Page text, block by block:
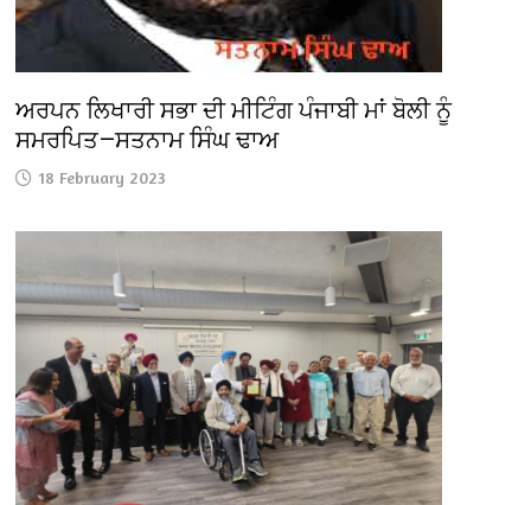
ਅਰਪਨ ਲਿਖਾਰੀ ਸਭਾ ਦੀ ਮੀਟਿੰਗ ਪੰਜਾਬੀ ਮਾਂ ਬੋਲੀ ਨੂੰ
ਸਮਰਪਿਤ—ਸਤਨਾਮ ਸਿੰਘ ਢਾਅ
18 February 2023